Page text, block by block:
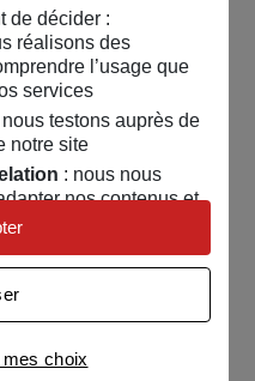
de décider :
réalisons des
l’usage que
services
testons auprès de
notre site
: nous nous
nos contenus et
utilisons avec nos
choix